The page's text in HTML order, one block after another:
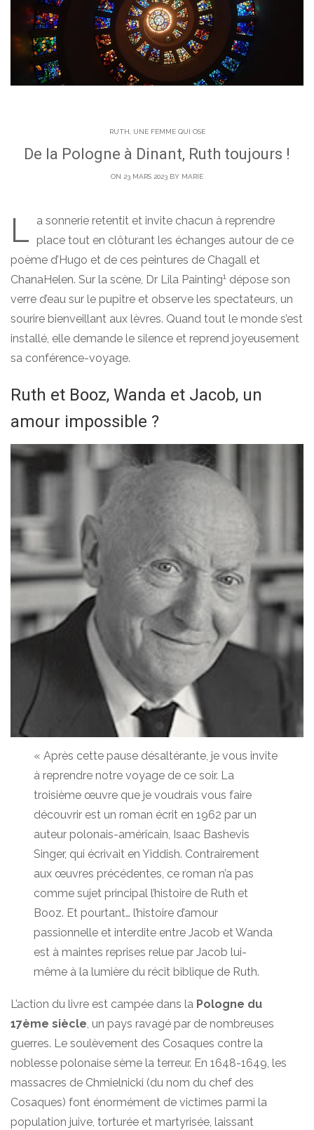
RUTH, UNE FEMME QUI OSE
De la Pologne à Dinant, Ruth toujours !
ON 23 MARS 2023 BY MARIE
L
a sonnerie retentit et invite chacun à reprendre
place tout en clôturant les échanges autour de ce
poème d’Hugo et de ces peintures de Chagall et
ChanaHelen. Sur la scène, Dr Lila Painting1 dépose son
verre d’eau sur le pupitre et observe les spectateurs, un
sourire bienveillant aux lèvres. Quand tout le monde s’est
installé, elle demande le silence et reprend joyeusement
sa conférence-voyage.
Ruth et Booz, Wanda et Jacob, un
amour impossible ?
« Après cette pause désaltérante, je vous invite
à reprendre notre voyage de ce soir. La
troisième œuvre que je voudrais vous faire
découvrir est un roman écrit en 1962 par un
auteur polonais-américain, Isaac Bashevis
Singer, qui écrivait en Yiddish. Contrairement
aux œuvres précédentes, ce roman n’a pas
comme sujet principal l’histoire de Ruth et
Booz. Et pourtant… l’histoire d’amour
passionnelle et interdite entre Jacob et Wanda
est à maintes reprises relue par Jacob lui-
même à la lumière du récit biblique de Ruth.
L’action du livre est campée dans la Pologne du
17ème siècle , un pays ravagé par de nombreuses
guerres. Le soulèvement des Cosaques contre la
noblesse polonaise sème la terreur. En 1648-1649, les
massacres de Chmielnicki (du nom du chef des
Cosaques) font énormément de victimes parmi la
population juive, torturée et martyrisée, laissant